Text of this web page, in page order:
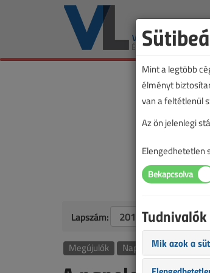
Lapszám:
Megújulók Napenergia
Mint a legtöbb
élményt
van a feltétlenül
Az ön jelenlegi
Elengedhetetlen
Mik azok a